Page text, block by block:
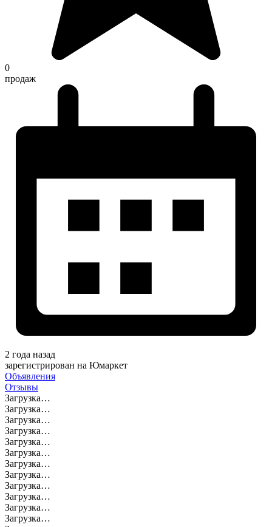
0
продаж
2 года назад
зарегистрирован на Юмаркет
Объявления
Отзывы
Загрузка…
Загрузка…
Загрузка…
Загрузка…
Загрузка…
Загрузка…
Загрузка…
Загрузка…
Загрузка…
Загрузка…
Загрузка…
Загрузка…